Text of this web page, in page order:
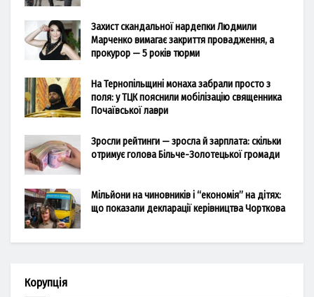
Захист скандальної нардепки Людмили
Марченко вимагає закриття провадження, а
прокурор — 5 років тюрми
На Тернопільщині монаха забрали просто з
поля: у ТЦК пояснили мобілізацію священника
Почаївської лаври
Зросли рейтинги — зросла й зарплата: скільки
отримує голова Більче-Золотецької громади
Мільйони на чиновників і “економія” на дітях:
що показали декларації керівництва Чорткова
Корупція